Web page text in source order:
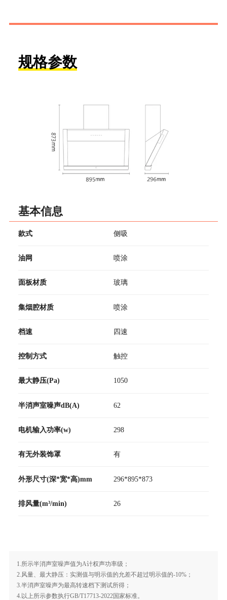
规格参数
基本信息
款式 侧吸
油网 喷涂
面板材质 玻璃
集烟腔材质 喷涂
档速 四速
控制方式 触控
最大静压(Pa) 1050
半消声室噪声dB(A) 62
电机输入功率(w) 298
有无外装饰罩 有
外形尺寸(深*宽*高)mm 296*895*873
排风量(m³/min) 26
1.所示半消声室噪声值为A计权声功率级；
2.风量、最大静压：实测值与明示值的允差不超过明示值的-10%；
3.半消声室噪声为最高转速档下测试所得；
4.以上所示参数执行GB/T17713-2022国家标准。